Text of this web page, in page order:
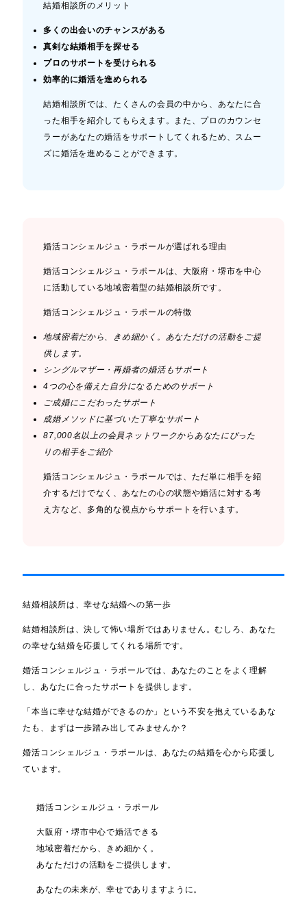
結婚相談所のメリット
多くの出会いのチャンスがある
真剣な結婚相手を探せる
プロのサポートを受けられる
効率的に婚活を進められる
結婚相談所では、たくさんの会員の中から、あなたに合
った相手を紹介してもらえます。また、プロのカウンセ
ラーがあなたの婚活をサポートしてくれるため、スムー
ズに婚活を進めることができます。
婚活コンシェルジュ・ラポールが選ばれる理由
婚活コンシェルジュ・ラポールは、大阪府・堺市を中心
に活動している地域密着型の結婚相談所です。
婚活コンシェルジュ・ラポールの特徴
地域密着だから、きめ細かく。あなただけの活動をご提
供します。
シングルマザー・再婚者の婚活もサポート
4つの心を備えた自分になるためのサポート
ご成婚にこだわったサポート
成婚メソッドに基づいた丁寧なサポート
87,000名以上の会員ネットワークからあなたにぴった
りの相手をご紹介
婚活コンシェルジュ・ラポールでは、ただ単に相手を紹
介するだけでなく、あなたの心の状態や婚活に対する考
え方など、多角的な視点からサポートを行います。
結婚相談所は、幸せな結婚への第一歩
結婚相談所は、決して怖い場所ではありません。むしろ、あなた
の幸せな結婚を応援してくれる場所です。
婚活コンシェルジュ・ラポールでは、あなたのことをよく理解
し、あなたに合ったサポートを提供します。
「本当に幸せな結婚ができるのか」という不安を抱えているあな
たも、まずは一歩踏み出してみませんか？
婚活コンシェルジュ・ラポールは、あなたの結婚を心から応援し
ています。
婚活コンシェルジュ・ラポール
大阪府・堺市中心で婚活できる
地域密着だから、きめ細かく。
あなただけの活動をご提供します。
あなたの未来が、幸せでありますように。